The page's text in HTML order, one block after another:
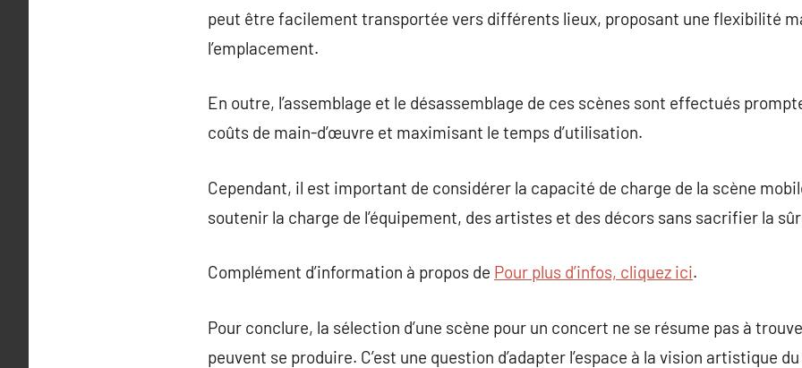
peut être facilement transportée vers différents lieux, proposant une flexibilité
l’emplacement.
En outre, l’assemblage et le désassemblage de ces scènes sont effectués
coûts de main-d’œuvre et maximisant le temps d’utilisation.
Cependant, il est important de considérer la capacité de charge de la scène
soutenir la charge de l’équipement, des artistes et des décors sans sacrifier la
Complément d’information à propos de Pour plus d’infos, cliquez ici.
Pour conclure, la sélection d’une scène pour un concert ne se résume pas à
peuvent se produire. C’est une question d’adapter l’espace à la vision artistique